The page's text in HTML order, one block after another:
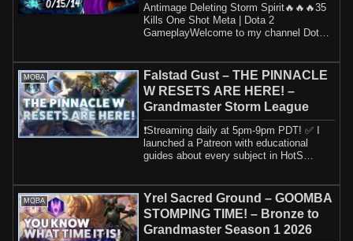
Antimage Deleting Storm Spirit🔥🔥🔥35
Kills One Shot Meta | Dota 2
GameplayWelcome to my channel Dota 2
MOBA
Falstad Gust – THE PINNACLE
W RESETS ARE HERE! –
Grandmaster Storm League
❗️Streaming daily at 5pm-9pm PDT! ✅ I
launched a Patreon with educational
guides about every subject in HotS
MOBA
Yrel Sacred Ground – GOOMBA
STOMPING TIME! – Bronze to
Grandmaster Season 1 2026